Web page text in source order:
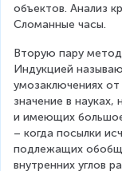
объектов. Анализ
Сломанные часы.
Вторую пару
Индукцией
умозаключениях
значение в
и имеющих
– когда посылки
подлежащих
внутренних углов